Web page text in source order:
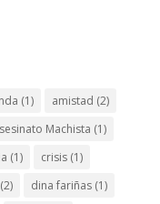
(1) amistad (2)
Machista (1)
(1) crisis(1)
(2) dina fariñas(1)